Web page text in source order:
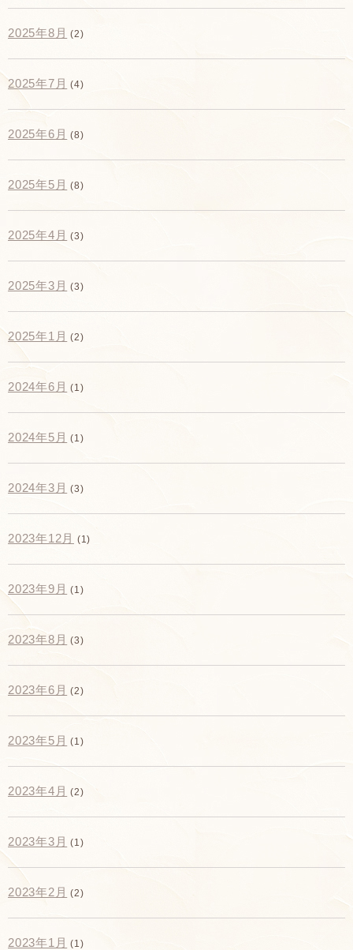
2025年8月 (2)
2025年7月 (4)
2025年6月 (8)
2025年5月 (8)
2025年4月 (3)
2025年3月 (3)
2025年1月 (2)
2024年6月 (1)
2024年5月 (1)
2024年3月 (3)
2023年12月 (1)
2023年9月 (1)
2023年8月 (3)
2023年6月 (2)
2023年5月 (1)
2023年4月 (2)
2023年3月 (1)
2023年2月 (2)
2023年1月 (1)